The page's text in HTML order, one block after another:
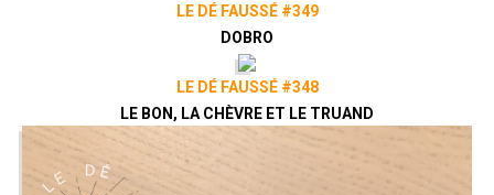
LE DÉ FAUSSÉ #349
DOBRO
LE DÉ FAUSSÉ #348
LE BON, LA CHÈVRE ET LE TRUAND